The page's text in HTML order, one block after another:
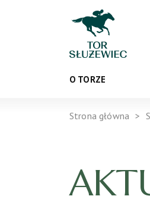
O TORZE
Strona główna